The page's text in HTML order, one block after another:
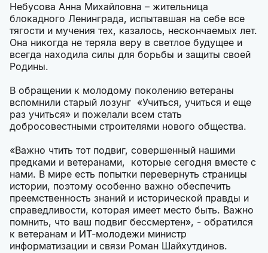
Небусова Анна Михайловна – жительница
блокадного Ленинграда, испытавшая на себе все
тягости и мучения тех, казалось, нескончаемых лет.
Она никогда не теряла веру в светлое будущее и
всегда находила силы для борьбы и защиты своей
Родины.
В обращении к молодому поколению ветераны
вспомнили старый лозунг «Учиться, учиться и еще
раз учиться» и пожелали всем стать
добросовестными строителями нового общества.
«Важно чтить тот подвиг, совершенный нашими
предками и ветеранами, которые сегодня вместе с
нами. В мире есть попытки перевернуть страницы
истории, поэтому особенно важно обеспечить
преемственность знаний и исторической правды и
справедливости, которая имеет место быть. Важно
помнить, что ваш подвиг бессмертен», - обратился
к ветеранам и ИТ-молодежи министр
информатизации и связи Роман Шайхутдинов.